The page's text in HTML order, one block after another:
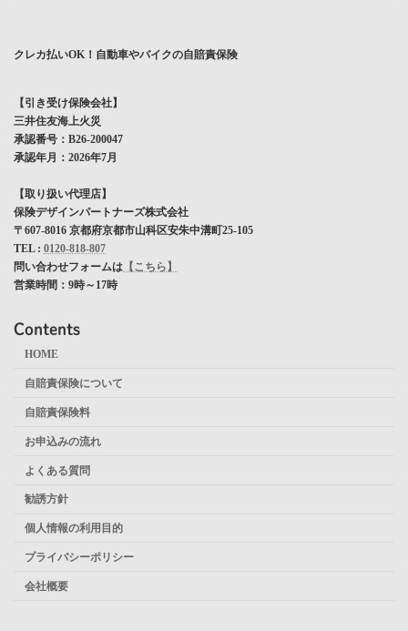
クレカ払いOK！自動車やバイクの自賠責保険
【引き受け保険会社】
三井住友海上火災
承認番号：B26-200047
承認年月：2026年7月
【取り扱い代理店】
保険デザインパートナーズ株式会社
〒607-8016 京都府京都市山科区安朱中溝町25-105
TEL : 0120-818-807
問い合わせフォームは 【こちら】
営業時間：9時～17時
Contents
HOME
自賠責保険について
自賠責保険料
お申込みの流れ
よくある質問
勧誘方針
個人情報の利用目的
プライバシーポリシー
会社概要